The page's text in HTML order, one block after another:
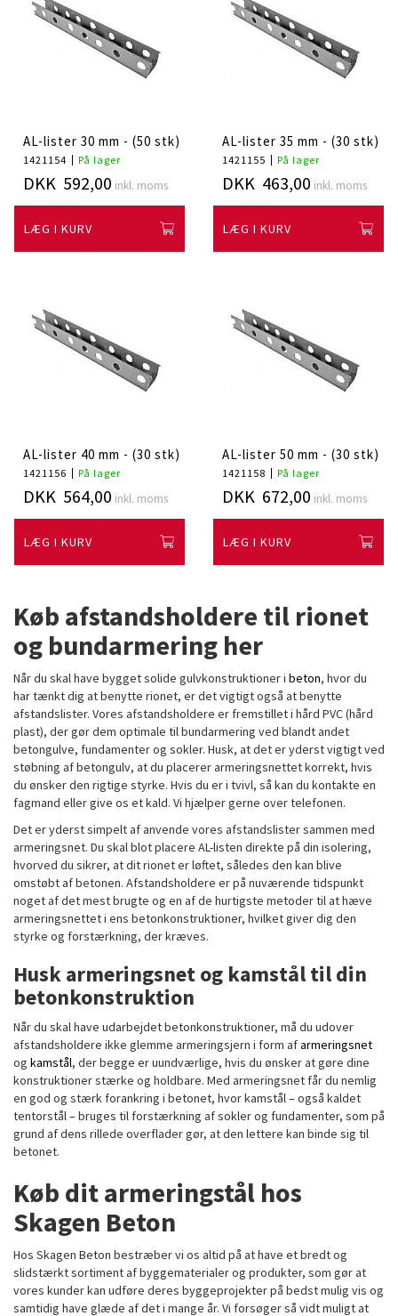
AL-lister 30 mm - (50 stk)
1421154 På lager
DKK 592,00 inkl. moms
LÆG I KURV
AL-lister 35 mm - (30 stk)
1421155 På lager
DKK 463,00 inkl. moms
LÆG I KURV
AL-lister 40 mm - (30 stk)
1421156 På lager
DKK 564,00 inkl. moms
LÆG I KURV
AL-lister 50 mm - (30 stk)
1421158 På lager
DKK 672,00 inkl. moms
LÆG I KURV
Køb afstandsholdere til rionet
og bundarmering her
Når du skal have bygget solide gulvkonstruktioner i beton, hvor du
har tænkt dig at benytte rionet, er det vigtigt også at benytte
afstandslister. Vores afstandsholdere er fremstillet i hård PVC (hård
plast), der gør dem optimale til bundarmering ved blandt andet
betongulve, fundamenter og sokler. Husk, at det er yderst vigtigt ved
støbning af betongulv, at du placerer armeringsnettet korrekt, hvis
du ønsker den rigtige styrke. Hvis du er i tvivl, så kan du kontakte en
fagmand eller give os et kald. Vi hjælper gerne over telefonen.
Det er yderst simpelt af anvende vores afstandslister sammen med
armeringsnet. Du skal blot placere AL-listen direkte på din isolering,
hvorved du sikrer, at dit rionet er løftet, således den kan blive
omstøbt af betonen. Afstandsholdere er på nuværende tidspunkt
noget af det mest brugte og en af de hurtigste metoder til at hæve
armeringsnettet i ens betonkonstruktioner, hvilket giver dig den
styrke og forstærkning, der kræves.
Husk armeringsnet og kamstål til din
betonkonstruktion
Når du skal have udarbejdet betonkonstruktioner, må du udover
afstandsholdere ikke glemme armeringsjern i form afarmeringsnet
og kamstål, der begge er uundværlige, hvis du ønsker at gøre dine
konstruktioner stærke og holdbare. Med armeringsnet får du nemlig
en god og stærk forankring i betonet, hvor kamstål – også kaldet
tentorstål – bruges til forstærkning af sokler og fundamenter, som på
grund af dens rillede overflader gør, at den lettere kan binde sig til
betonet.
Køb dit armeringstål hos
Skagen Beton
Hos Skagen Beton bestræber vi os altid på at have et bredt og
slidstærkt sortiment af byggematerialer og produkter, som gør at
vores kunder kan udføre deres byggeprojekter på bedst mulig vis og
samtidig have glæde af det i mange år. Vi forsøger så vidt muligt at